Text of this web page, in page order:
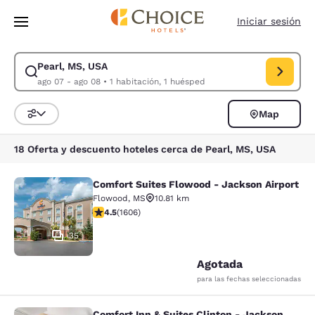
Saltar A Contenido Principal
Iniciar sesión
Pearl, MS, USA
ago 07 - ago 08• 1 habitación, 1 huésped
Modificar búsqueda para Pearl, MS, USA. Fecha de entrada ago 07,
Ordenar y filtrar
Map
18 Oferta y descuento hoteles cerca de Pearl, MS, USA
Comfort Suites Flowood - Jackson
35
Comfort Suites Flowood - Jackson Airport
Flowood, MS
10.81 km
Calificación de 4.49 estrellas. Excelente. 1606 reseñas
4.5(1606)
Agotada
para las fechas seleccionadas